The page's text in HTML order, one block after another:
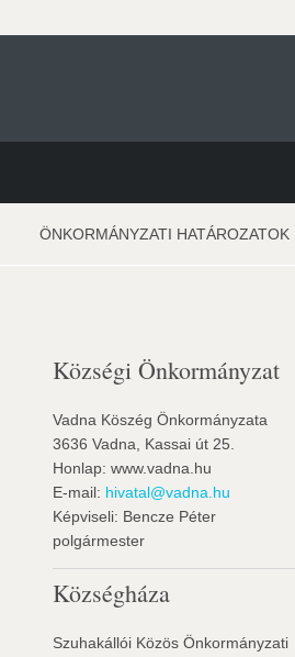
ÖNKORMÁNYZATI HATÁROZATOK
Községi Önkormányzat
Vadna Köszég Önkormányzata
3636 Vadna, Kassai út 25.
Honlap: www.vadna.hu
E-mail: hivatal@vadna.hu
Képviseli: Bencze Péter
polgármester
Községháza
Szuhakállói Közös Önkormányzati